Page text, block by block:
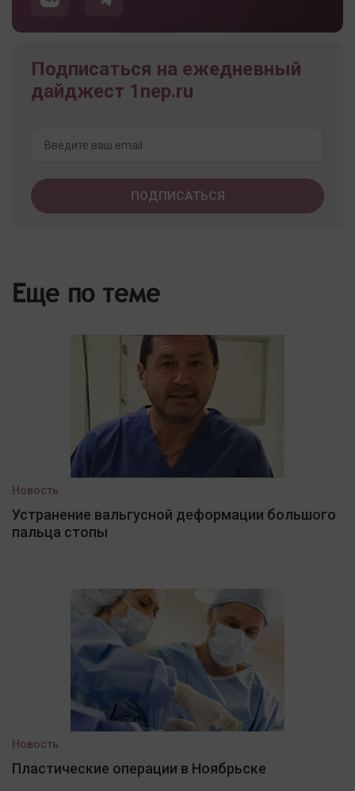
Подписаться на ежедневный
дайджест 1nep.ru
Еще по теме
Новость
Устранение вальгусной деформации большого
пальца стопы
Новость
Пластические операции в Ноябрьске